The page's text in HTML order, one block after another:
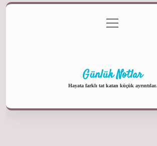
Gizlilik Politikası
menüyü
aç
Günlük Notlar
Hayata farklı tat katan küçük ayrıntılar.